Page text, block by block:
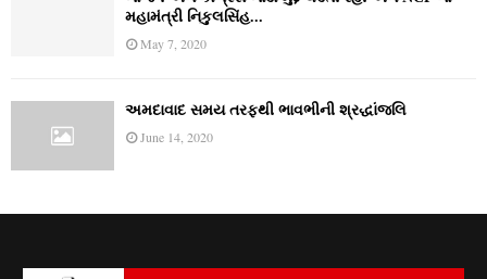
મહામંત્રી નિકુલસિંહ...
May 7, 2020
અમદાવાદ સમય તરફથી ભાવભીની શ્રદ્ધાંજલિ
June 14, 2020